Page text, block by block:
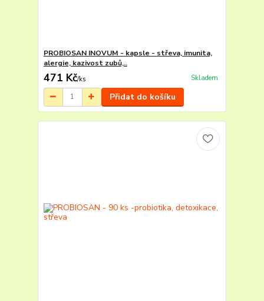
PROBIOSAN INOVUM - kapsle - střeva, imunita,
alergie, kazivost zubů,..
471 Kč/ks Skladem
Přidat do košíku